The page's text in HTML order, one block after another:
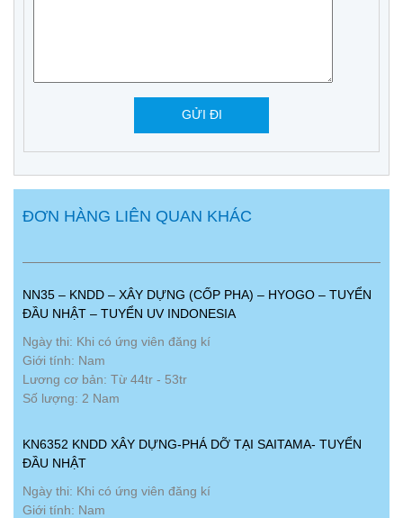
ĐƠN HÀNG LIÊN QUAN KHÁC
NN35 – KNDD – XÂY DỰNG (CỐP PHA) – HYOGO – TUYỂN
ĐẦU NHẬT – TUYỂN UV INDONESIA
Ngày thi: Khi có ứng viên đăng kí
Giới tính: Nam
Lương cơ bản: Từ 44tr - 53tr
Số lượng: 2 Nam
KN6352 KNDD XÂY DỰNG-PHÁ DỠ TẠI SAITAMA- TUYỂN
ĐẦU NHẬT
Ngày thi: Khi có ứng viên đăng kí
Giới tính: Nam